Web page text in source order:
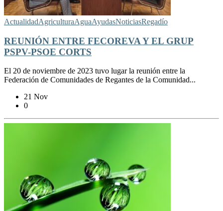
ActualidadAgriculturaAguaAyudasNoticiasRegadío
REUNIÓN ENTRE FECOREVA Y EL GRUP
PSPV-PSOE CORTS
El 20 de noviembre de 2023 tuvo lugar la reunión entre la
Federación de Comunidades de Regantes de la Comunidad...
21 Nov
0